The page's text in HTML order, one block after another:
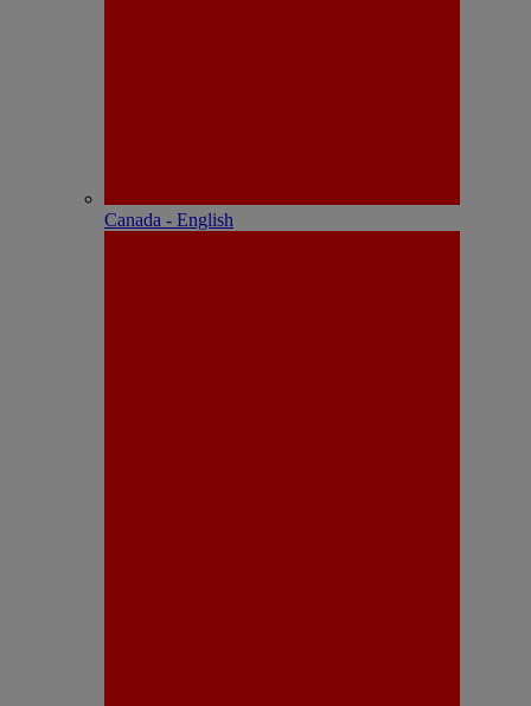
Canada - English